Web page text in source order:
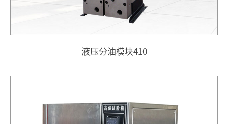
液压分油模块410